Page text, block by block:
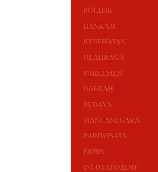
POLITIK
HANKAM
KESEHATAN
OLAHRAGA
PARLEMEN
DAERAH
BUDAYA
MANCANEGARA
PARIWISATA
EKBIS
INFOTAINMENT